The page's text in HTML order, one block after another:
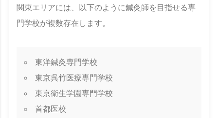
関東エリアには、以下のように鍼灸師を目指せる専
門学校が複数存在します。
東洋鍼灸専門学校
東京呉竹医療専門学校
東京衛生学園専門学校
首都医校